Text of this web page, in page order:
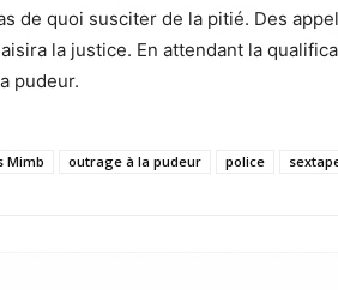
de quoi susciter de la pitié. Des
la justice. En attendant la
pudeur.
Mimb outrage à la pudeur police